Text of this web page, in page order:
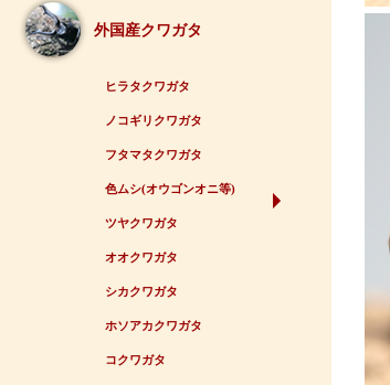
外国産クワガタ
ヒラタクワガタ
ノコギリクワガタ
フタマタクワガタ
色ムシ(オウゴンオニ等)
ツヤクワガタ
オオクワガタ
シカクワガタ
ホソアカクワガタ
コクワガタ